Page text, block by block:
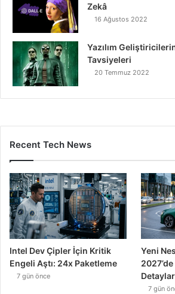
Zekâ
16 Ağustos 2022
Yazılım
Tavsiyeleri
20 Temmuz 2022
Recent Tech News
Intel Dev Çipler İçin Kritik
Engeli Aştı: 24x Paketleme
7 gün önce
Yeni
Detaylar
7 gün